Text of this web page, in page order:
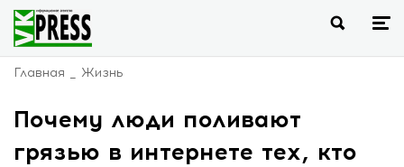
Главная Жизнь
Почему люди поливают
грязью в интернете тех, кто